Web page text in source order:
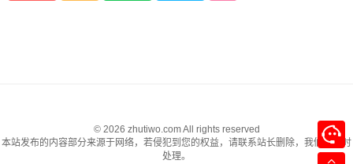
© 2026 zhutiwo.com All rights reserved
本站发布的内容部分来源于网络，若侵犯到您的权益，请联系站长删除，我们将及时
处理。